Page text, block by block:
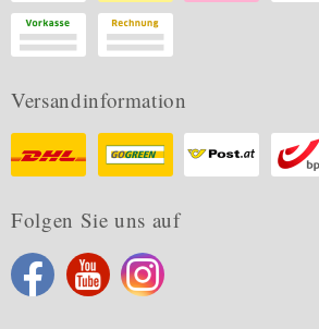
Versandinformation
Folgen Sie uns auf